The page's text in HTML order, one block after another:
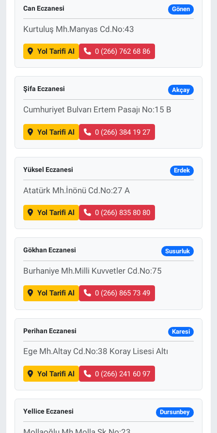
Can Eczanesi Gönen
Kurtuluş Mh.Manyas Cd.No:43
Yol Tarifi Al 0 (266) 762 68 86
Şifa Eczanesi Akçay
Cumhuriyet Bulvarı Ertem Pasajı No:15 B
Yol Tarifi Al 0 (266) 384 19 27
Yüksel Eczanesi Erdek
Atatürk Mh.İnönü Cd.No:27 A
Yol Tarifi Al 0 (266) 835 80 80
Gökhan Eczanesi Susurluk
Burhaniye Mh.Milli Kuvvetler Cd.No:75
Yol Tarifi Al 0 (266) 865 73 49
Perihan Eczanesi Karesi
Ege Mh.Altay Cd.No:38 Koray Lisesi Altı
Yol Tarifi Al 0 (266) 241 60 97
Yellice Eczanesi Dursunbey